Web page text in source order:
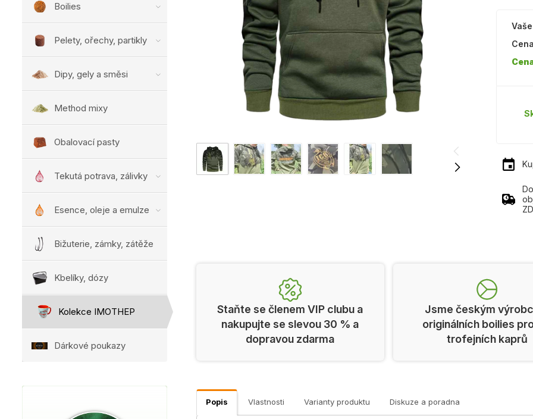
Boilies
Pelety, ořechy, partikly
Dipy, gely a směsi
Method mixy
Obalovací pasty
Tekutá potrava, zálivky
Esence, oleje a emulze
Bižuterie, zámky, zátěže
Kbelíky, dózy
Kolekce IMOTHEP
Dárkové poukazy
Staňte se členem VIP clubu a
nakupujte se slevou 30 % a
dopravou zdarma
Jsme českým
originálních boilies
trofejních kaprů
Popis Vlastnosti Varianty produktu Diskuze a poradna